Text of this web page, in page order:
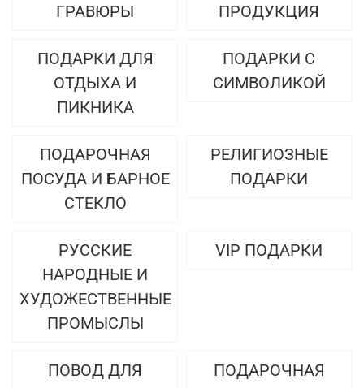
ГРАВЮРЫ
ПРОДУКЦИЯ
ПОДАРКИ ДЛЯ
ОТДЫХА И
ПИКНИКА
ПОДАРКИ С
СИМВОЛИКОЙ
ПОДАРОЧНАЯ
ПОСУДА И БАРНОЕ
СТЕКЛО
РЕЛИГИОЗНЫЕ
ПОДАРКИ
РУССКИЕ
НАРОДНЫЕ И
ХУДОЖЕСТВЕННЫЕ
ПРОМЫСЛЫ
VIP ПОДАРКИ
ПОВОД ДЛЯ
ПОДАРОЧНАЯ